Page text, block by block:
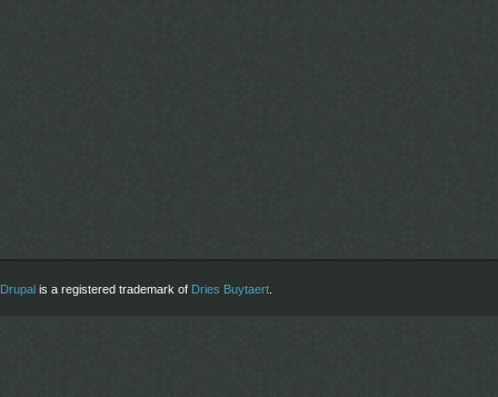
Drupal is a registered trademark of Dries Buytaert